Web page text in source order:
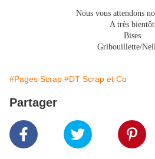
Nous vous attendons
A très bientôt
Bises
Gribouillette/
#Pages Scrap #DT Scrap et Co
Partager